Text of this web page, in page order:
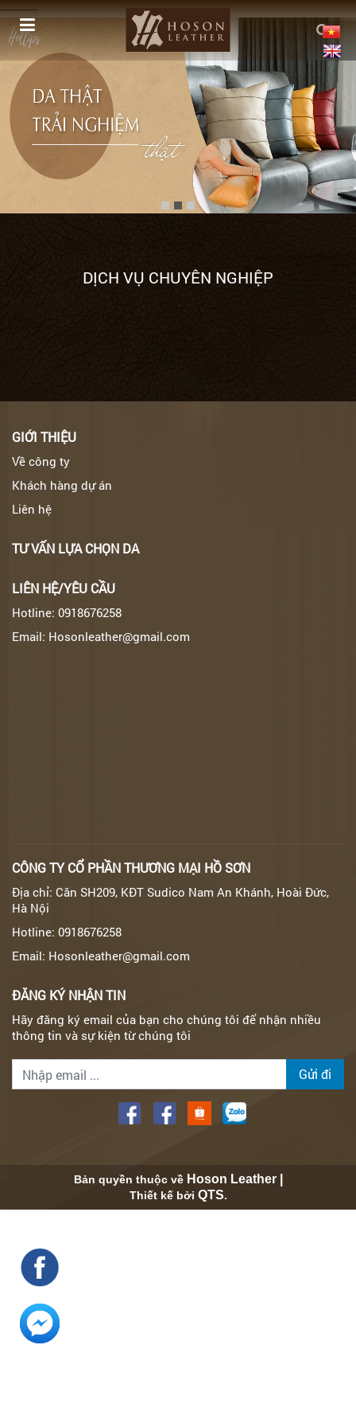
------------
DỊCH VỤ CHUYÊN NGHIỆP
GIỚI THIỆU
Về công ty
Khách hàng dự án
Liên hệ
TƯ VẤN LỰA CHỌN DA
LIÊN HỆ/YÊU CẦU
Hotline: 0918676258
Email: Hosonleather@gmail.com
CÔNG TY CỔ PHẦN THƯƠNG MẠI HỒ SƠN
Địa chỉ: Căn SH209, KĐT Sudico Nam An Khánh, Hoài Đức,
Hà Nội
Hotline: 0918676258
Email: Hosonleather@gmail.com
ĐĂNG KÝ NHẬN TIN
Hãy đăng ký email của bạn cho chúng tôi để nhận nhiều
thông tin và sự kiện từ chúng tôi
Gửi đi
Bản quyền thuộc về Hoson Leather |
Thiết kế bởi QTS.